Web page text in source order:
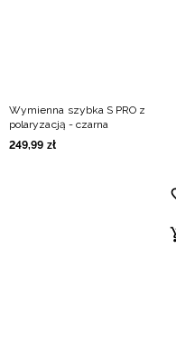
Wymienna szybka S PRO z
polaryzacją - czarna
249,99 zł